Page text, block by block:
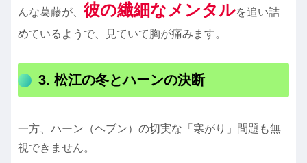
んな葛藤が、 彼の繊細なメンタルを追い詰
めているようで、見ていて胸が痛みます。
3. 松江の冬とハーンの決断
一方、ハーン（ヘブン）の切実な「寒がり」問題も無
視できません。